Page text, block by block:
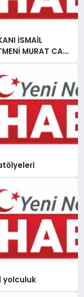
İSMAİL
MURAT CAN
yolculuk